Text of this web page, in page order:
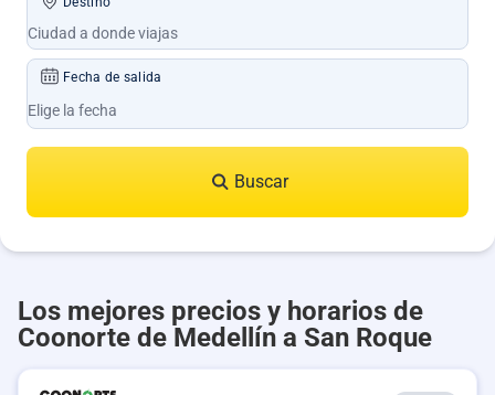
Fecha de salida
Buscar
Los mejores precios y horarios de
Coonorte de Medellín a San Roque